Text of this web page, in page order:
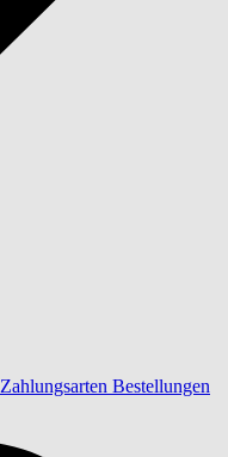
Zahlungsarten Bestellungen